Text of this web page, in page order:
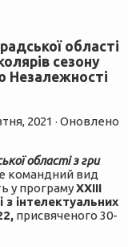
області
сезону
Незалежності
2021 · Оновлено
області з гри
командний вид
у програмуXХІІІ
з інтелектуальних
присвяченого 30-